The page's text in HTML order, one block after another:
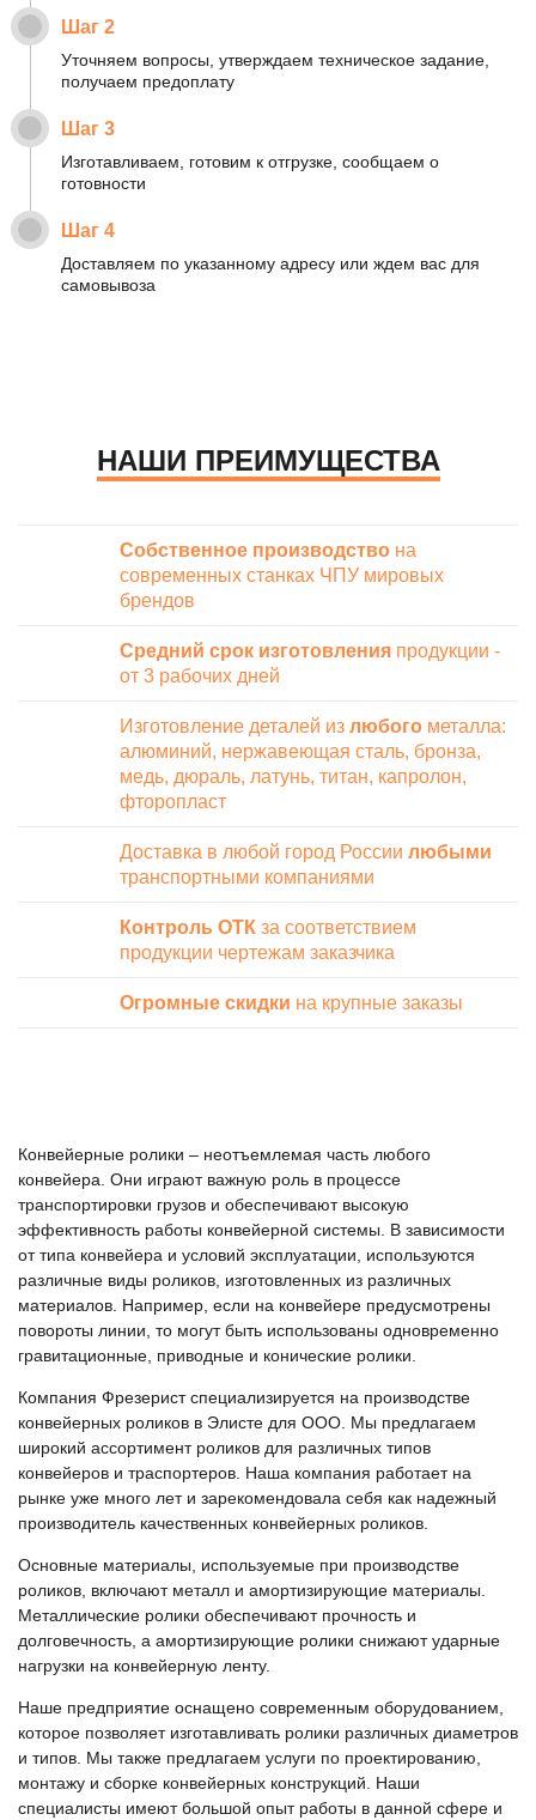
Шаг 2
Уточняем вопросы, утверждаем техническое задание,
получаем предоплату
Шаг 3
Изготавливаем, готовим к отгрузке, сообщаем о
готовности
Шаг 4
Доставляем по указанному адресу или ждем вас для
самовывоза
НАШИ ПРЕИМУЩЕСТВА
Собственное производство на
современных станках ЧПУ мировых
брендов
Средний срок изготовления продукции -
от 3 рабочих дней
Изготовление деталей из любого металла:
алюминий, нержавеющая сталь, бронза,
медь, дюраль, латунь, титан, капролон,
фторопласт
Доставка в любой город России любыми
транспортными компаниями
Контроль ОТК за соответствием
продукции чертежам заказчика
Огромные скидки на крупные заказы
Конвейерные ролики – неотъемлемая часть любого
конвейера. Они играют важную роль в процессе
транспортировки грузов и обеспечивают высокую
эффективность работы конвейерной системы. В зависимости
от типа конвейера и условий эксплуатации, используются
различные виды роликов, изготовленных из различных
материалов. Например, если на конвейере предусмотрены
повороты линии, то могут быть использованы одновременно
гравитационные, приводные и конические ролики.
Компания Фрезерист специализируется на производстве
конвейерных роликов в Элисте для ООО. Мы предлагаем
широкий ассортимент роликов для различных типов
конвейеров и траспортеров. Наша компания работает на
рынке уже много лет и зарекомендовала себя как надежный
производитель качественных конвейерных роликов.
Основные материалы, используемые при производстве
роликов, включают металл и амортизирующие материалы.
Металлические ролики обеспечивают прочность и
долговечность, а амортизирующие ролики снижают ударные
нагрузки на конвейерную ленту.
Наше предприятие оснащено современным оборудованием,
которое позволяет изготавливать ролики различных диаметров
и типов. Мы также предлагаем услуги по проектированию,
монтажу и сборке конвейерных конструкций. Наши
специалисты имеют большой опыт работы в данной сфере и